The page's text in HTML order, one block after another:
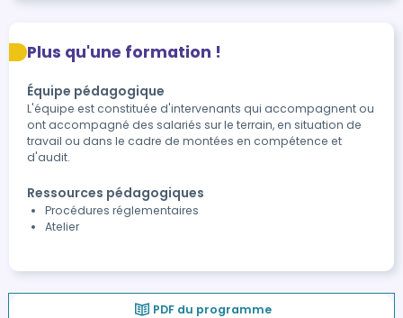
Plus qu'une formation !
Équipe pédagogique
L'équipe est constituée d'intervenants qui accompagnent ou
ont accompagné des salariés sur le terrain, en situation de
travail ou dans le cadre de montées en compétence et
d'audit.
Ressources pédagogiques
Procédures réglementaires
Atelier
PDF du programme